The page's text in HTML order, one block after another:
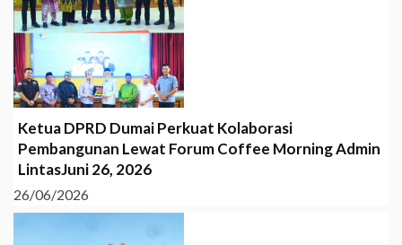
Ketua DPRD Dumai Perkuat Kolaborasi
Pembangunan Lewat Forum Coffee Morning Admin
LintasJuni 26, 2026
26/06/2026